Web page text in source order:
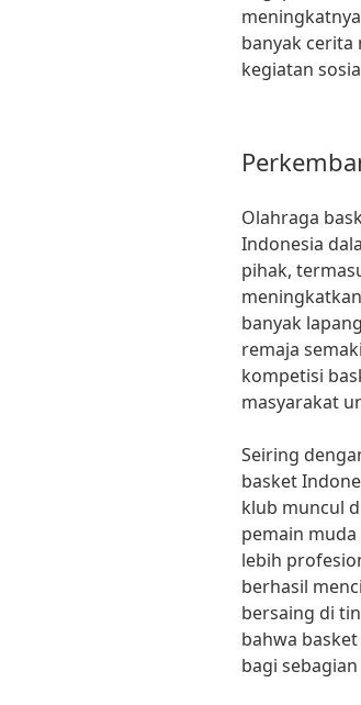
banyak cerita
kegiatan
Olahraga
Indonesia
pihak,
banyak
remaja
kompetisi
masyarakat
Seiring
basket
klub muncul
pemain
lebih
berhasil
bersaing di
bahwa
bagi